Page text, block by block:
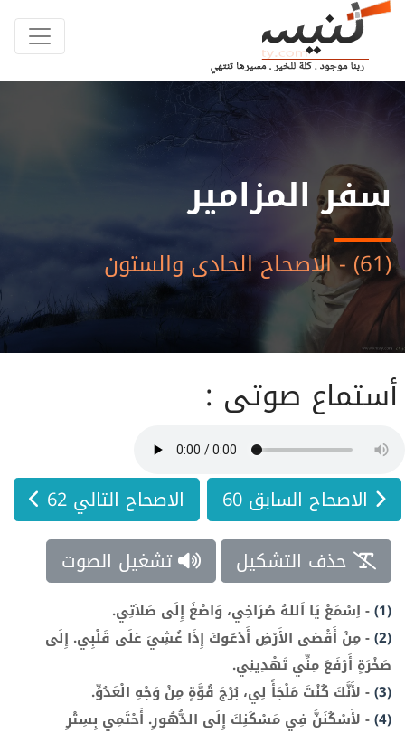
سفر المزامير
(61) - الاصحاح الحادى والستون
أستماع صوتى :
الاصحاح السابق 60
الاصحاح التالي 62
حذف التشكيل
تشغيل الصوت
(1)
- اِسْمَعْ يَا اَللهُ صُرَاخِي، وَاصْغَ إِلَى صَلاَتِي.
(2)
-مِنْ أَقْصَى الأَرْضِ أَدْعُوكَ إِذَا غُشِيَ عَلَى قَلْبِي. إِلَى
صَخْرَةٍ أَرْفَعَ مِنِّي تَهْدِينِي.
(3)
- لأَنَّكَ كُنْتَ مَلْجَأً لِي، بُرْجَ قُوَّةٍ مِنْ وَجْهِ الْعَدُوِّ.
(4)
- لأَسْكُنَنَّ فِي مَسْكَنِكَ إِلَى الدُّهُورِ. أَحْتَمِي بِسِتْرِ